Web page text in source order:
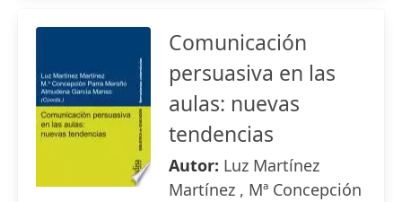
Comunicación
persuasiva en las
aulas: nuevas
tendencias
Autor: Luz Martínez
Martínez , Mª Concepción